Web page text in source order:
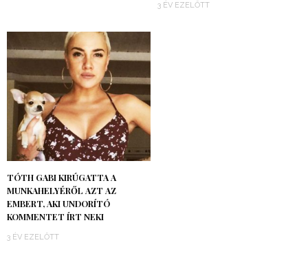
3 ÉV EZELŐTT
TÓTH GABI KIRÚGATTA A
MUNKAHELYÉRŐL AZT AZ
EMBERT, AKI UNDORÍTÓ
KOMMENTET ÍRT NEKI
3 ÉV EZELŐTT